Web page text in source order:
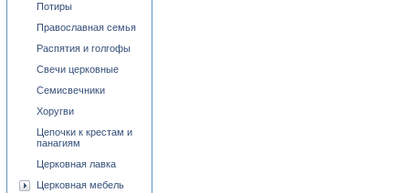
Потиры
Православная семья
Распятия и голгофы
Свечи церковные
Семисвечники
Хоругви
Цепочки к крестам и
панагиям
Церковная лавка
Церковная мебель